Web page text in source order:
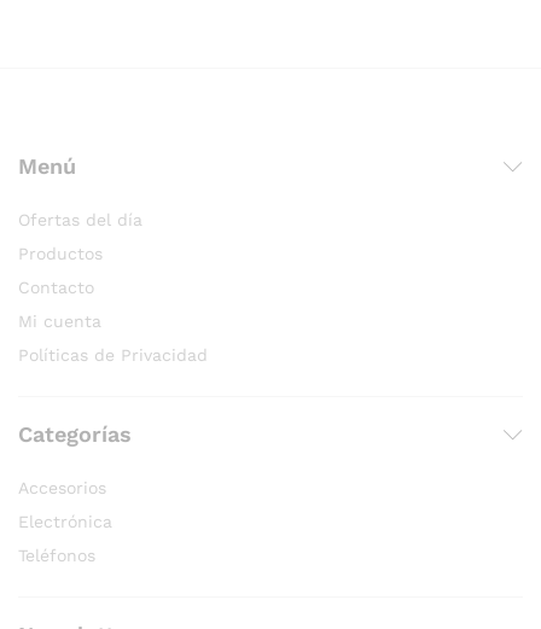
Menú
Ofertas del día
Productos
Contacto
Mi cuenta
Políticas de Privacidad
Categorías
Accesorios
Electrónica
Teléfonos